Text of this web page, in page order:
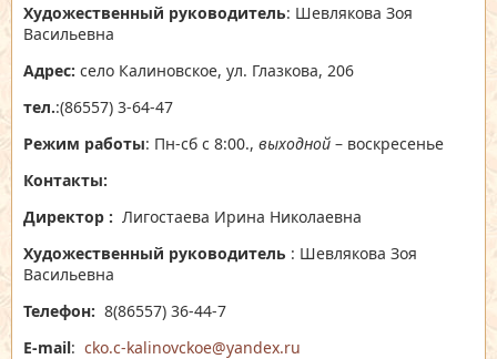
Художественный руководитель: Шевлякова Зоя
Васильевна
Адрес: село Калиновское, ул. Глазкова, 206
тел.:(86557) 3-64-47
Режим работы: Пн-сб с 8:00., выходной – воскресенье
Контакты:
Директор : Лигостаева Ирина Николаевна
Художественный руководитель : Шевлякова Зоя
Васильевна
Телефон: 8(86557) 36-44-7
E-mail: cko.c-kalinovckoе@yandex.ru